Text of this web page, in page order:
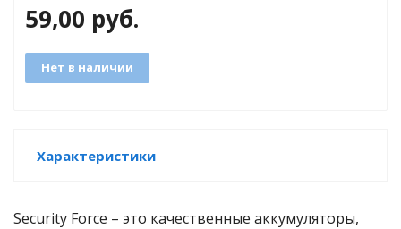
батареи
59,00 руб.
Нет в наличии
Характеристики
Security Force – это качественные аккумуляторы,